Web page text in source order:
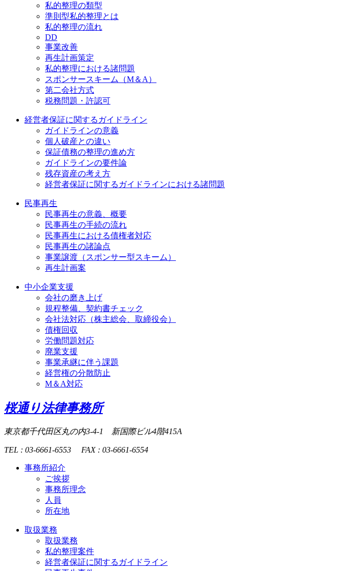
私的整理の類型
準則型私的整理とは
私的整理の流れ
DD
事業改善
再生計画策定
私的整理における諸問題
スポンサースキーム（M＆A）
第二会社方式
税務問題・許認可
経営者保証に関するガイドライン
ガイドラインの意義
個人破産との違い
保証債務の整理の進め方
ガイドラインの要件論
残存資産の考え方
経営者保証に関するガイドラインにおける諸問題
民事再生
民事再生の意義、概要
民事再生の手続の流れ
民事再生における債権者対応
民事再生の諸論点
事業譲渡（スポンサー型スキーム）
再生計画案
中小企業支援
会社の磨き上げ
規程整備、契約書チェック
会社法対応（株主総会、取締役会）
債権回収
労働問題対応
廃業支援
事業承継に伴う課題
経営権の分散防止
M＆A対応
桜通り法律事務所
東京都千代田区丸の内3-4-1 新国際ビル4階415A
TEL : 03-6661-6553 FAX : 03-6661-6554
事務所紹介
ご挨拶
事務所理念
人員
所在地
取扱業務
取扱業務
私的整理案件
経営者保証に関するガイドライン